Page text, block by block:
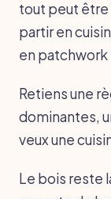
tout peut être
partir en
en patchwork
Retiens une
dominantes,
veux une
Le bois reste